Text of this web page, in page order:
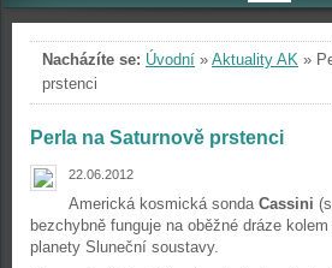
Nacházíte se: Úvodní » Aktuality AK »
prstenci
Perla na Saturnově prstenci
22.06.2012
Americká kosmická sonda Cassini
bezchybně funguje na oběžné dráze
planety Sluneční soustavy.